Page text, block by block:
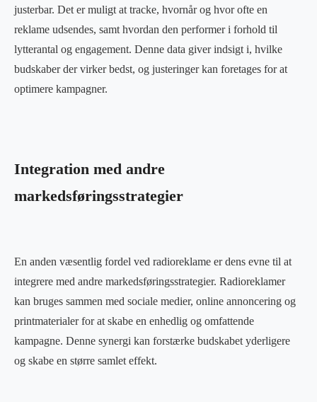
justerbar. Det er muligt at tracke, hvornår og hvor ofte en
reklame udsendes, samt hvordan den performer i forhold til
lytterantal og engagement. Denne data giver indsigt i, hvilke
budskaber der virker bedst, og justeringer kan foretages for at
optimere kampagner.
Integration med andre
markedsføringsstrategier
En anden væsentlig fordel ved radioreklame er dens evne til at
integrere med andre markedsføringsstrategier. Radioreklamer
kan bruges sammen med sociale medier, online annoncering og
printmaterialer for at skabe en enhedlig og omfattende
kampagne. Denne synergi kan forstærke budskabet yderligere
og skabe en større samlet effekt.